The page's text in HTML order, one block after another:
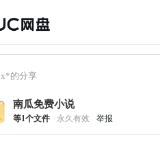
x*的分享
南瓜免费小说
等1个文件 永久有效 举报